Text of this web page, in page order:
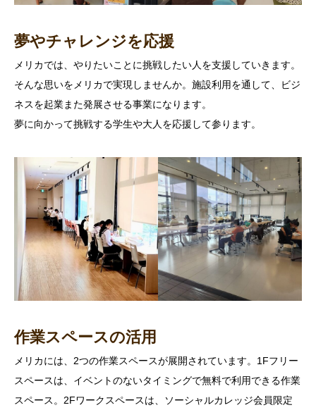
夢やチャレンジを応援
メリカでは、やりたいことに挑戦したい人を支援していきます。
そんな思いをメリカで実現しませんか。施設利用を通して、ビジ
ネスを起業また発展させる事業になります。
夢に向かって挑戦する学生や大人を応援して参ります。
作業スペースの活用
メリカには、2つの作業スペースが展開されています。1Fフリー
スペースは、イベントのないタイミングで無料で利用できる作業
スペース。2Fワークスペースは、ソーシャルカレッジ会員限定